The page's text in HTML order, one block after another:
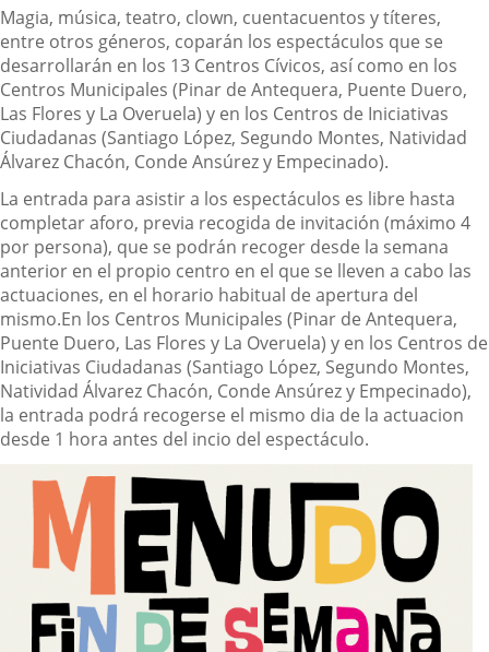
Descripción
Magia, música, teatro, clown, cuentacuentos y títeres,
entre otros géneros, coparán los espectáculos que se
desarrollarán en los 13 Centros Cívicos, así como en los
Centros Municipales (Pinar de Antequera, Puente Duero,
Las Flores y La Overuela) y en los Centros de Iniciativas
Ciudadanas (Santiago López, Segundo Montes, Natividad
Álvarez Chacón, Conde Ansúrez y Empecinado).
La entrada para asistir a los espectáculos es libre hasta
completar aforo, previa recogida de invitación (máximo 4
por persona), que se podrán recoger desde la semana
anterior en el propio centro en el que se lleven a cabo las
actuaciones, en el horario habitual de apertura del
mismo.En los Centros Municipales (Pinar de Antequera,
Puente Duero, Las Flores y La Overuela) y en los Centros de
Iniciativas Ciudadanas (Santiago López, Segundo Montes,
Natividad Álvarez Chacón, Conde Ansúrez y Empecinado),
la entrada podrá recogerse el mismo dia de la actuacion
desde 1 hora antes del incio del espectáculo.